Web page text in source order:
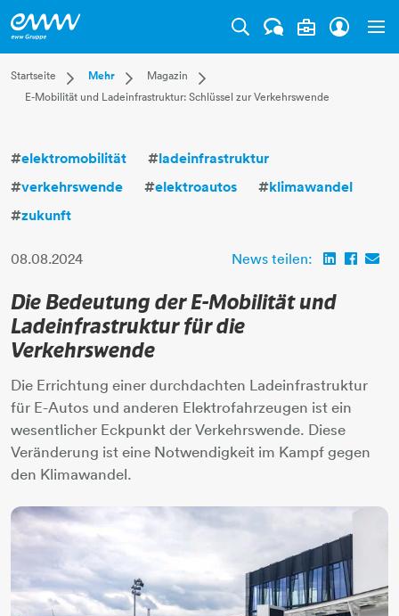
Startseite
Dropdown Startseite
Privatkunden
Mehr
Dropdown Mehr
Karriere
Magazin
Dropdown Magazin
Aktuell
E-Mobilität und Ladeinfrastruktur: Schlüssel zur Verkehrswende
#elektromobilität #ladeinfrastruktur
#verkehrswende #elektroautos #klimawandel
#zukunft
08.08.2024 News teilen:
Die Bedeutung der E-Mobilität und
Ladeinfrastruktur für die
Verkehrswende
Die Errichtung einer durchdachten Ladeinfrastruktur
für E-Autos und anderen Elektrofahrzeugen ist ein
wesentlicher Eckpunkt der Verkehrswende. Diese
Veränderung ist eine Notwendigkeit im Kampf gegen
den Klimawandel.